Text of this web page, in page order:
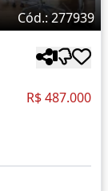
Cód.: 277939
R$ 487.000